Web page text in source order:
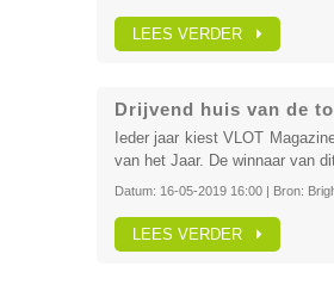
LEES VERDER
Drijvend huis van de
Ieder jaar kiest VLOT
van het Jaar. De winnaar van
Datum: 16-05-2019 16:00| Bron:
LEES VERDER